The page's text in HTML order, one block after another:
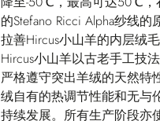
的Stefano Ricci Alpha纱线
拉善Hircus小山羊的内层绒
Hircus小山羊以古老手工技
严格遵守突出羊绒的天然特
绒自有的热调节性能和无与
持续发展。所有生产阶段亦